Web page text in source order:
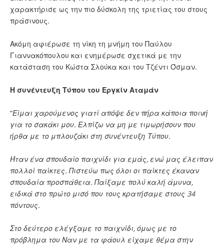
χαρακτήρισε ως την πιο δύσκολη της τριετίας του στους
πράσινους.
Ακόμη αφιέρωσε τη νίκη τη μνήμη του Παύλου
Γιαννακόπουλου και ενημέρωσε σχετικά με την
κατάσταση του Κώστα Σλούκα και του Τζέντι Όσμαν.
Η συνέντευξη Τύπου του Εργκίν Αταμάν
“Είμαι χαρούμενος γιατί απόψε δεν πήρα κάποια ποινή
για το σακάκι μου. Ελπίζω να μη με τιμωρήσουν που
ήρθα με το μπλουζάκι στη συνέντευξη Τύπου.
Ήταν ένα σπουδαίο παιχνίδι για εμάς, ενώ μας έλειπαν
πολλοί παίκτες. Πιστεύω πως όλοι οι παίκτες έκαναν
σπουδαία προσπάθεια. Παίξαμε πολύ καλή άμυνα,
ειδικά στο πρώτο μισό που τους κρατήσαμε στους 34
πόντους.
Στο δεύτερο ελέγξαμε το παιχνίδι, όμως με το
πρόβλημα του Ναν με τα φάουλ είχαμε θέμα στην